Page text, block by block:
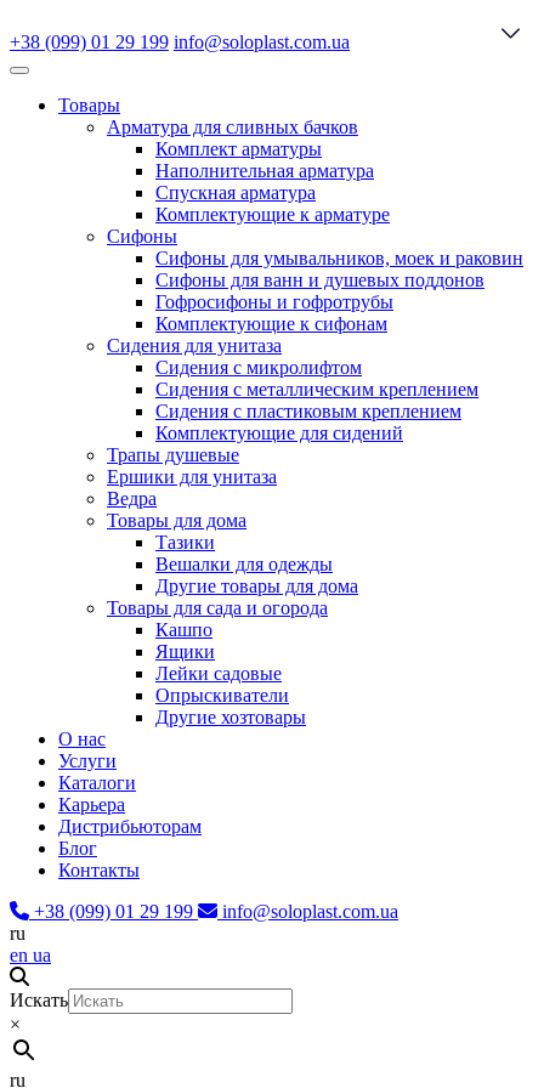
+38 (099) 01 29 199 info@soloplast.com.ua
Товары
Арматура для сливных бачков
Комплект арматуры
Наполнительная арматура
Спускная арматура
Комплектующие к арматуре
Сифоны
Сифоны для умывальников, моек и раковин
Сифоны для ванн и душевых поддонов
Гофросифоны и гофротрубы
Комплектующие к сифонам
Сидения для унитаза
Сидения с микролифтом
Сидения с металлическим креплением
Сидения с пластиковым креплением
Комплектующие для сидений
Трапы душевые
Ершики для унитаза
Ведра
Товары для дома
Тазики
Вешалки для одежды
Другие товары для дома
Товары для сада и огорода
Кашпо
Ящики
Лейки садовые
Опрыскиватели
Другие хозтовары
О нас
Услуги
Каталоги
Карьера
Дистрибьюторам
Блог
Контакты
+38 (099) 01 29 199
info@soloplast.com.ua
ru
en ua
Искать
×
ru